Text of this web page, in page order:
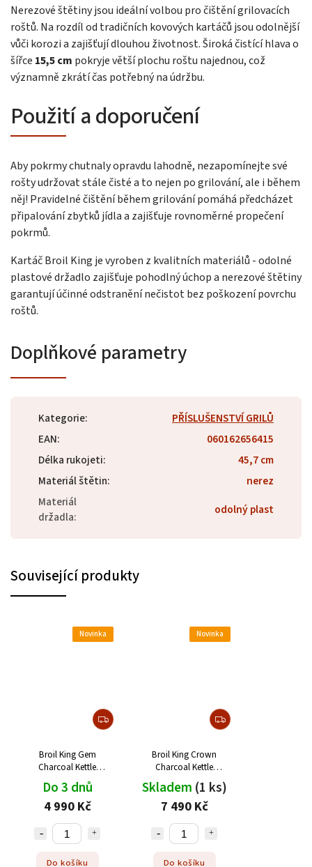
Nerezové štětiny jsou ideální volbou pro čištění grilovacích
roštů. Na rozdíl od tradičních kovových kartáčů jsou odolnější
vůči korozi a zajišťují dlouhou životnost. Široká čistící hlava o
šířce 15,5 cm pokryje větší plochu roštu najednou, což
významně zkrátí čas potřebný na údržbu.
Použití a doporučení
Aby pokrmy chutnaly opravdu lahodně, nezapomínejte své
rošty udržovat stále čisté a to nejen po grilování, ale i během
něj! Pravidelné čištění během grilování pomáhá předcházet
připalování zbytků jídla a zajišťuje rovnoměrné propečení
pokrmů.
Kartáč Broil King je vyroben z kvalitních materiálů - odolné
plastové držadlo zajišťuje pohodlný úchop a nerezové štětiny
garantují účinné odstranění nečistot bez poškození povrchu
roštů.
Doplňkové parametry
Kategorie:
PŘÍSLUŠENSTVÍ GRILŮ
EAN:
060162656415
Délka rukojeti:
45,7 cm
Materiál štětin:
nerez
Materiál
držadla: odolný plast
Související produkty
Novinka
Broil King Gem
Charcoal Kettle
Premium 47 cm
Do 3 dnů
4 990 Kč
Do košíku
Novinka
Broil King Crown
Charcoal Kettle
Premium 57 cm
Skladem (1 ks)
7 490 Kč
Do košíku